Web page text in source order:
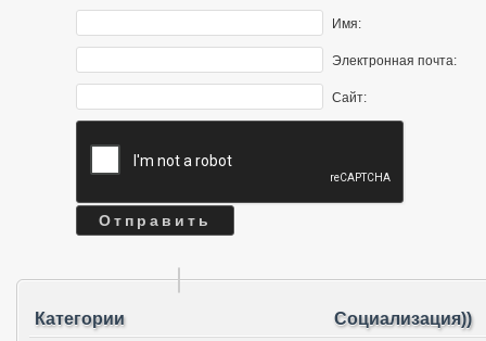
Имя:
Электронная почта:
Сайт:
Категории Социализация))